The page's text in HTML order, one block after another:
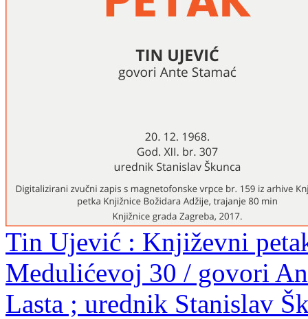
Tin Ujević : Književni
Medulićevoj 30 / govori
Lasta ; urednik Stanislav